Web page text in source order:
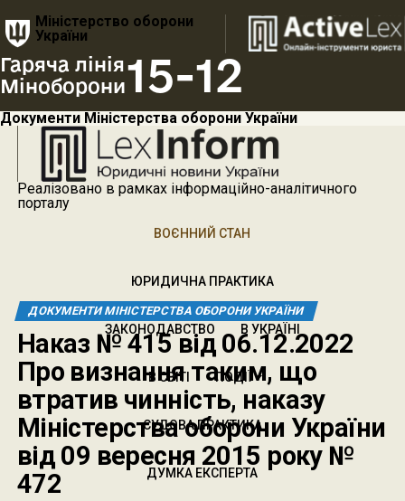
Міністерство оборони
України
Гаряча лінія
Міноборони15-12
Документи Міністерства оборони України
Реалізовано в рамках інформаційно-аналітичного
порталу
ВОЄННИЙ СТАН
ЮРИДИЧНА ПРАКТИКА
ЗАКОНОДАВСТВО В УКРАЇНІ
В СВІТІ ПОДІЇ
СУДОВА ПРАКТИКА
ДУМКА ЕКСПЕРТА
ДОКУМЕНТИ МІНІСТЕРСТВА ОБОРОНИ УКРАЇНИ
Наказ № 415 від 06.12.2022
Про визнання таким, що
втратив чинність, наказу
Міністерства оборони України
від 09 вересня 2015 року №
472